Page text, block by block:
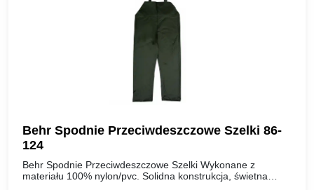
Behr Spodnie Przeciwdeszczowe Szelki 86-
124
Behr Spodnie Przeciwdeszczowe Szelki Wykonane z
materiału 100% nylon/pvc. Solidna konstrukcja, świetna